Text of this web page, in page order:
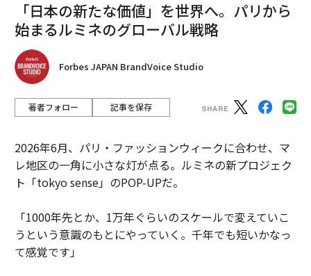
「日本の新たな価値」を世界へ。パリから
始まるルミネのグローバル戦略
Forbes JAPAN BrandVoice Studio
著者フォロー 記事を保存
2026年6月、パリ・ファッションウィークに合わせ、マ
レ地区の一角に小さな灯が点る。ルミネの新プロジェク
ト「tokyo sense」のPOP-UPだ。
「1000年先とか、1万年ぐらいのスケールで変えていこ
うという意識のもとにやっていく。千年でも短いかなっ
て感覚です」